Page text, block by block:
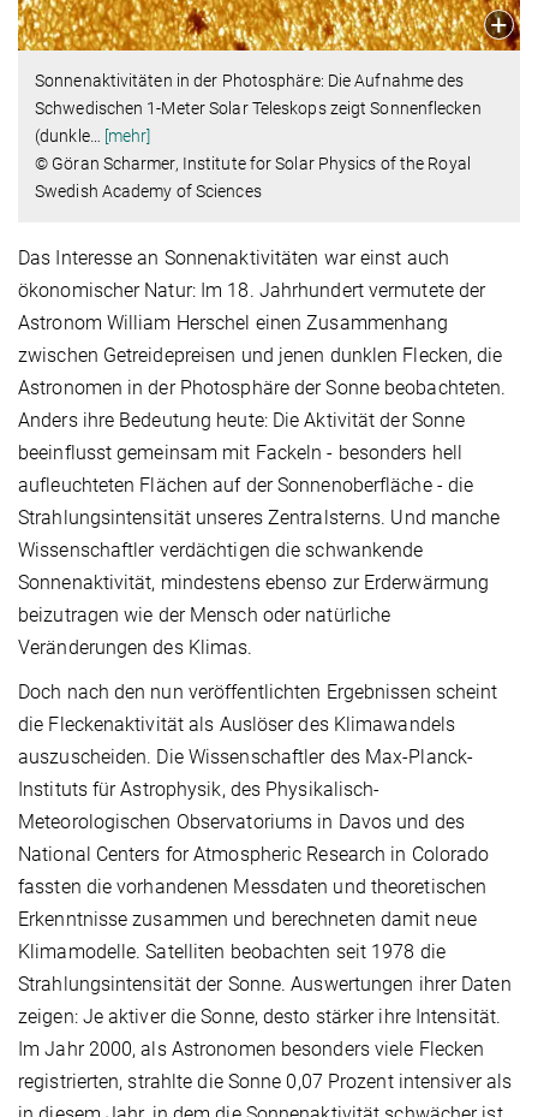
Sonnenaktivitäten in der Photosphäre: Die Aufnahme des
Schwedischen 1-Meter Solar Teleskops zeigt Sonnenflecken
(dunkle… [mehr]
© Göran Scharmer, Institute for Solar Physics of the Royal
Swedish Academy of Sciences
Das Interesse an Sonnenaktivitäten war einst auch
ökonomischer Natur: Im 18. Jahrhundert vermutete der
Astronom William Herschel einen Zusammenhang
zwischen Getreidepreisen und jenen dunklen Flecken, die
Astronomen in der Photosphäre der Sonne beobachteten.
Anders ihre Bedeutung heute: Die Aktivität der Sonne
beeinflusst gemeinsam mit Fackeln - besonders hell
aufleuchteten Flächen auf der Sonnenoberfläche - die
Strahlungsintensität unseres Zentralsterns. Und manche
Wissenschaftler verdächtigen die schwankende
Sonnenaktivität, mindestens ebenso zur Erderwärmung
beizutragen wie der Mensch oder natürliche
Veränderungen des Klimas.
Doch nach den nun veröffentlichten Ergebnissen scheint
die Fleckenaktivität als Auslöser des Klimawandels
auszuscheiden. Die Wissenschaftler des Max-Planck-
Instituts für Astrophysik, des Physikalisch-
Meteorologischen Observatoriums in Davos und des
National Centers for Atmospheric Research in Colorado
fassten die vorhandenen Messdaten und theoretischen
Erkenntnisse zusammen und berechneten damit neue
Klimamodelle. Satelliten beobachten seit 1978 die
Strahlungsintensität der Sonne. Auswertungen ihrer Daten
zeigen: Je aktiver die Sonne, desto stärker ihre Intensität.
Im Jahr 2000, als Astronomen besonders viele Flecken
registrierten, strahlte die Sonne 0,07 Prozent intensiver als